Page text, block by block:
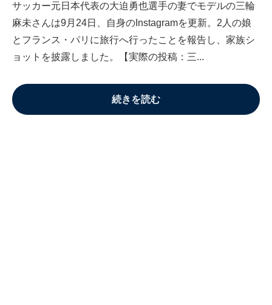
サッカー元日本代表の大迫勇也選手の妻でモデルの三輪
麻未さんは9月24日、自身のInstagramを更新。2人の娘
とフランス・パリに旅行へ行ったことを報告し、家族シ
ョットを披露しました。【実際の投稿：三...
続きを読む